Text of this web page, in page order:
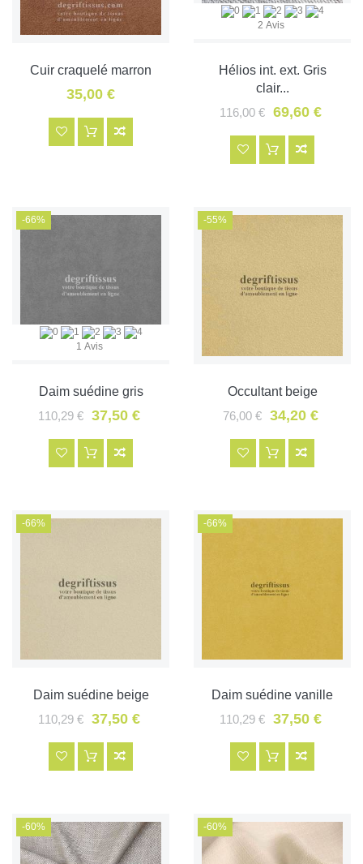
Cuir craquelé marron
35,00 €
2 Avis
Hélios int. ext. Gris
clair...
116,00 €
69,60 €
1 Avis
-66%
Daim suédine gris
110,29 €
37,50 €
-55%
Occultant beige
76,00 €
34,20 €
-66%
Daim suédine beige
110,29 €
37,50 €
-66%
Daim suédine vanille
110,29 €
37,50 €
-60% -60%